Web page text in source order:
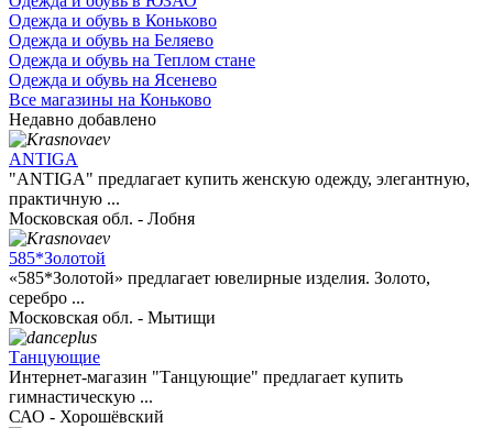
Одежда и обувь в Коньково
Одежда и обувь на Беляево
Одежда и обувь на Теплом стане
Одежда и обувь на Ясенево
Все магазины на Коньково
Недавно добавлено
ANTIGA
"ANTIGA" предлагает купить женскую одежду, элегантную,
практичную ...
Московская обл. - Лобня
585*Золотой
«585*Золотой» предлагает ювелирные изделия. Золото,
серебро ...
Московская обл. - Мытищи
Танцующие
Интернет-магазин "Танцующие" предлагает купить
гимнастическую ...
САО - Хорошёвский